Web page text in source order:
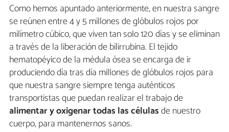
Como hemos apuntado anteriormente, en nuestra sangre
se reúnen entre 4 y 5 millones de glóbulos rojos por
milímetro cúbico, que viven tan solo 120 días y se eliminan
a través de la liberación de bilirrubina. El tejido
hematopéyico de la médula ósea se encarga de ir
produciendo día tras día millones de glóbulos rojos para
que nuestra sangre siempre tenga auténticos
transportistas que puedan realizar el trabajo de
alimentar y oxigenar todas las célulasde nuestro
cuerpo, para mantenernos sanos.